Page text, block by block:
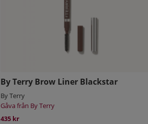
By Terry Brow Liner Blackstar
By Terry
Gåva från By Terry
435 kr